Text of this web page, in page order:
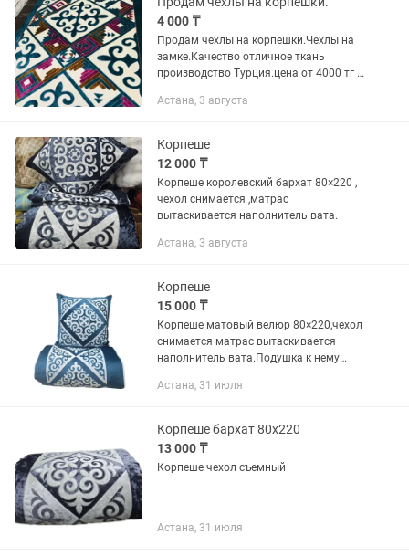
4 000 ₸
Продам чехлы на корпешки.Чехлы на
замке.Качество отличное ткань
производство Турция.цена от 4000 тг и
Астана, 3 августа
Корпеше
12 000 ₸
Корпеше королевский бархат 80×220 ,
чехол снимается ,матрас
вытаскивается наполнитель вата.
Астана, 3 августа
Корпеше
15 000 ₸
Корпеше матовый велюр 80×220,чехол
снимается матрас вытаскивается
наполнитель вата.Подушка к нему
корпеше+1 подушка будет 25000тенге
Астана, 31 июля
Корпеше бархат 80x220
13 000 ₸
Корпеше чехол съемный
Астана, 31 июля